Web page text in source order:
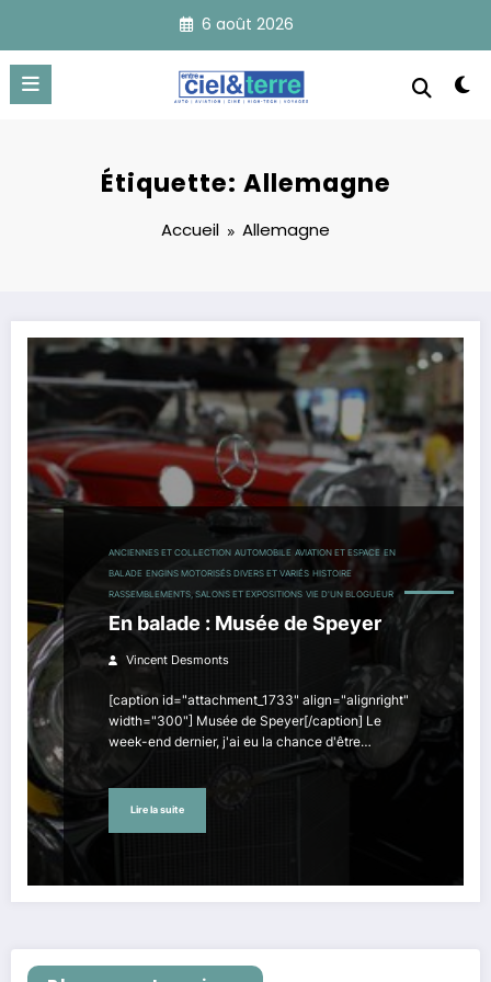
contenu
6 août 2026
Étiquette: Allemagne
Accueil Allemagne
ANCIENNES ET COLLECTION AUTOMOBILE AVIATION ET ESPACE EN
BALADE ENGINS MOTORISÉS DIVERS ET VARIÉS HISTOIRE
RASSEMBLEMENTS, SALONS ET EXPOSITIONS VIE D'UN BLOGUEUR
En balade : Musée de Speyer
Vincent Desmonts
[caption id="attachment_1733" align="alignright"
width="300"] Musée de Speyer[/caption] Le
week-end dernier, j'ai eu la chance d'être…
Lire la suite